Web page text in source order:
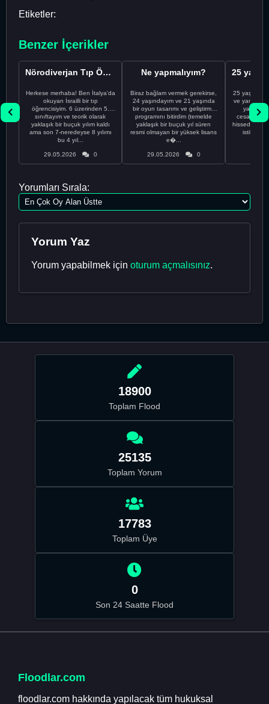
Etiketler:
Benzer İçerikler
Nörodiverjan Tıp Öğrencisi Yeni Bir Yol Arıyor
Herkese merhaba! Ben İtalya'da
okuyan İsrailli bir tıp
öğrencisiyim. 6 üzerinden 5.
sınıftayım ve teorik olarak
yaklaşık bir buçuk yılım kaldı
ama son 7-neredeyse 8 yılımı
bu 4 yıl...
29.05.2026 0
Ne yapmalıyım?
Biraz bağlam vermek gerekirse,
24 yaşındayım ve 21 yaşında
bir oyun tasarımı ve geliştirme
programını bitirdim (temelde
yaklaşık bir buçuk yıl süren
resmi olmayan bir yüksek lisans
e�...
29.05.2026 0
25
ve yanlış
cesaretimin
Yorumları Sırala:
Yorum Yaz
Yorum yapabilmek için oturum açmalısınız.
18900
Toplam Flood
25135
Toplam Yorum
17783
Toplam Üye
0
Son 24 Saatte Flood
Floodlar.com
floodlar.com hakkında yapılacak tüm hukuksal